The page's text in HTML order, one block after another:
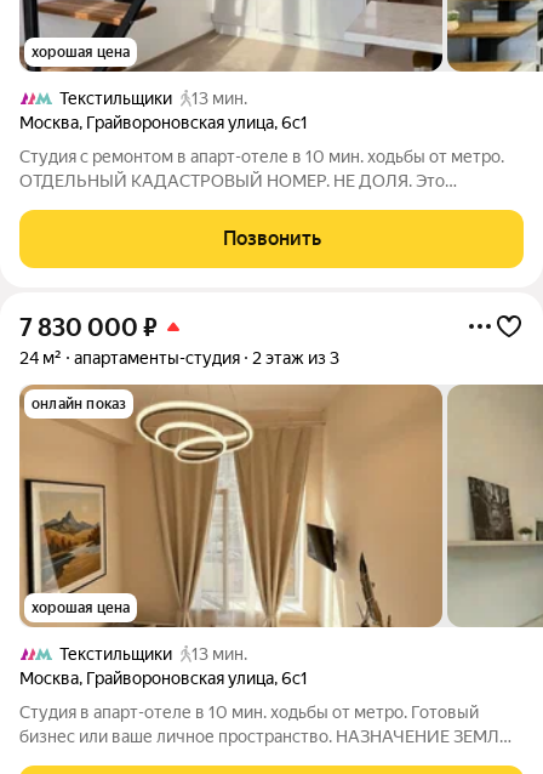
хорошая цена
Текстильщики
13 мин.
Москва, Грайвороновская улица,6с1
Студия с ремонтом в апарт-отеле в 10 мин. ходьбы от метро.
ОТДЕЛЬНЫЙ КАДАСТРОВЫЙ НОМЕР. НЕ ДОЛЯ. Это
арендный бизнес с высоким доходом. Для собственного
проживания в стильном и полностью обустроенном
Позвонить
7 830 000 ₽
24 м² апартаменты-студия 2 этаж из 3
онлайн показ
хорошая цена
Текстильщики
13 мин.
Москва, Грайвороновская улица,6с1
Студия в апарт-отеле в 10 мин. ходьбы от метро. Готовый
бизнес или ваше личное пространство. НАЗHАЧEНИЕ ЗEМЛИ